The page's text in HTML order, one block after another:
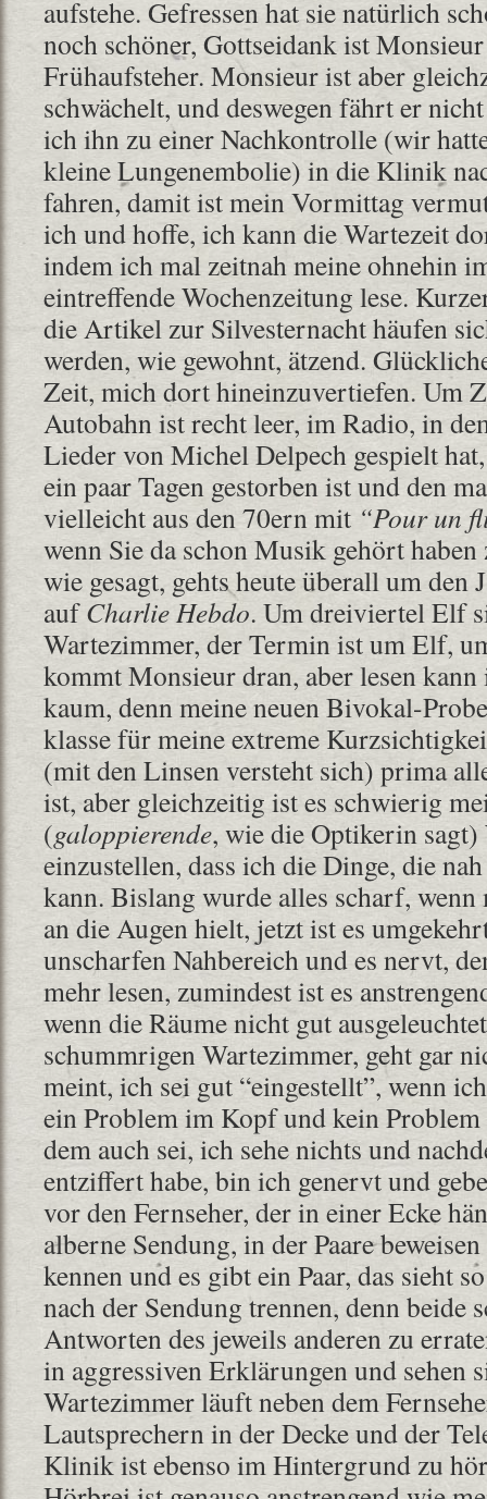
aufstehe. Gefressen hat sie natürlich
noch schöner, Gottseidank ist
Frühaufsteher. Monsieur ist aber
schwächelt, und deswegen fährt er
ich ihn zu einer Nachkontrolle (wir
kleine Lungenembolie) in die Klinik
fahren, damit ist mein Vormittag
ich und hoffe, ich kann die Wartezeit
indem ich mal zeitnah meine ohnehin
eintreffende Wochenzeitung lese.
die Artikel zur Silvesternacht häufen
werden, wie gewohnt, ätzend.
Zeit, mich dort hineinzuvertiefen. Um
Autobahn ist recht leer, im Radio, in
Lieder von Michel Delpech gespielt
ein paar Tagen gestorben ist und den
vielleicht aus den 70ern mit “Pour un
wenn Sie da schon Musik gehört
wie gesagt, gehts heute überall um den
aufCharlie Hebdo. Um dreiviertel Elf
Wartezimmer, der Termin ist um Elf,
kommt Monsieur dran, aber lesen
kaum, denn meine neuen Bivokal-
klasse für meine extreme
(mit den Linsen versteht sich) prima
ist, aber gleichzeitig ist es schwierig
(galoppierende, wie die Optikerin
einzustellen, dass ich die Dinge, die
kann. Bislang wurde alles scharf, wenn
an die Augen hielt, jetzt ist es
unscharfen Nahbereich und es nervt,
mehr lesen, zumindest ist es
wenn die Räume nicht gut
schummrigen Wartezimmer, geht gar
meint, ich sei gut “eingestellt”, wenn
ein Problem im Kopf und kein
dem auch sei, ich sehe nichts und
entziffert habe, bin ich genervt und
vor den Fernseher, der in einer Ecke
alberne Sendung, in der Paare
kennen und es gibt ein Paar, das sieht
nach der Sendung trennen, denn beide
Antworten des jeweils anderen zu
in aggressiven Erklärungen und sehen
Wartezimmer läuft neben dem
Lautsprechern in der Decke und der
Klinik ist ebenso im Hintergrund zu